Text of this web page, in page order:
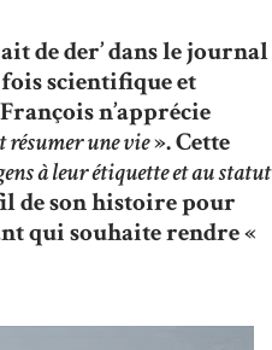
de der’ dans le journal
scientifique et
n’apprécie
résumer une vie». Cette
à leur étiquette et au statut
de son histoire pour
qui souhaite rendre «